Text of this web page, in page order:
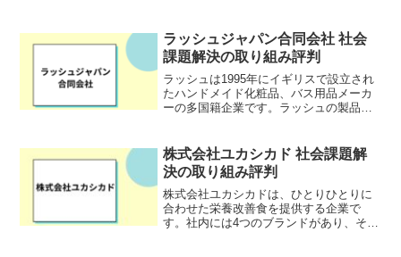
そのため、十分な工賃を支払えるほど収
益が出せていない事...
ラッシュジャパン合同会社 社会
課題解決の取り組み評判
ラッシュは1995年にイギリスで設立され
たハンドメイド化粧品、バス用品メーカ
ーの多国籍企業です。ラッシュの製品
的指針が掲げられています。 選ばれた理
由【創業理由】ラッ...
株式会社ユカシカド 社会課題解
決の取り組み評判
株式会社ユカシカドは、ひとりひとりに
合わせた栄養改善食を提供する企業で
す。社内には4つのブランドがあり、それ